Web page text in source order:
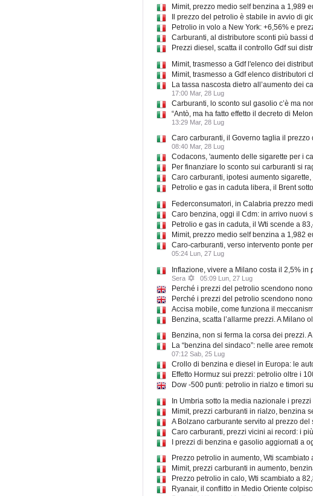
Mimit, prezzo medio self benzina a 1,989
Il prezzo del petrolio è stabile in avvio di
Petrolio in volo a New York: +6,56% e
Carburanti, al distributore sconti più bassi
Prezzi diesel, scatta il controllo Gdf sui
Mimit, trasmesso a Gdf l'elenco dei
Mimit, trasmesso a Gdf elenco distributori
La tassa nascosta dietro all’aumento dei
17:00 Mar, 28 Lug
Carburanti, lo sconto sul gasolio c’è ma
“Antò, ma ha fatto effetto il decreto di
13:29 Mar, 28 Lug
Caro carburanti, il Governo taglia il
08:40 Mar, 28 Lug
Codacons, 'aumento delle sigarette per i
Per finanziare lo sconto sui carburanti si
Caro carburanti, ipotesi aumento
Petrolio e gas in caduta libera, il Brent
Federconsumatori, in Calabria prezzo
Caro benzina, oggi il Cdm: in arrivo nuovi
Petrolio e gas in caduta, il Wti scende a
Mimit, prezzo medio self benzina a 1,982
Caro-carburanti, verso intervento ponte
05:24 Lun, 27 Lug
Inflazione, vivere a Milano costa il 2,5%
Sera
05:09 Lun, 27 Lug
Perché i prezzi del petrolio scendono
Perché i prezzi del petrolio scendono
Accisa mobile, come funziona il
Benzina, scatta l’allarme prezzi. A Milano
Benzina, non si ferma la corsa dei prezzi.
La “benzina del sindaco”: nelle aree
07:12 Sab, 25 Lug
Crollo di benzina e diesel in Europa: le
Effetto Hormuz sui prezzi: petrolio oltre i
Dow -500 punti: petrolio in rialzo e timori
In Umbria sotto la media nazionale i
Mimit, prezzi carburanti in rialzo, benzina
A Bolzano carburante servito al prezzo del
Caro carburanti, prezzi vicini ai record: i
I prezzi di benzina e gasolio aggiornati a
Prezzo petrolio in aumento, Wti scambiato
Mimit, prezzi carburanti in aumento,
Prezzo petrolio in calo, Wti scambiato a
Ryanair, il conflitto in Medio Oriente